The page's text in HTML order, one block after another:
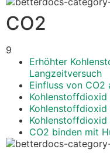
CO2
9
Erhöhter
Langzeitversuch
Einfluss von CO2
Kohlenstoffdioxid
Kohlenstoffdioxid
Kohlenstoffdioxid
CO2 binden mit